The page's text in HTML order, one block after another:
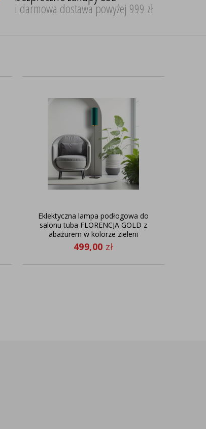
i darmowa dostawa powyżej 999 zł
Eklektyczna lampa podłogowa do
salonu tuba FLORENCJA GOLD z
abażurem w kolorze zieleni
butelkowej ze złotym wnętrzem
499,00 zł